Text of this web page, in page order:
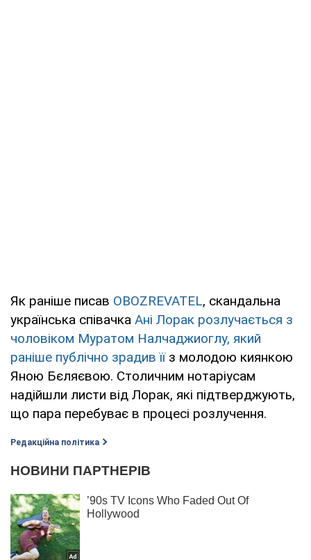
Як раніше писав OBOZREVATEL, скандальна
українська співачка Ані Лорак розлучається з
чоловіком Муратом Налчаджиоглу, який
раніше публічно зрадив їїз молодою киянкою
Яною Бєляєвою. Столичним нотаріусам
надійшли листи від Лорак, які підтверджують,
що пара перебуває в процесі розлучення.
Редакційна політика